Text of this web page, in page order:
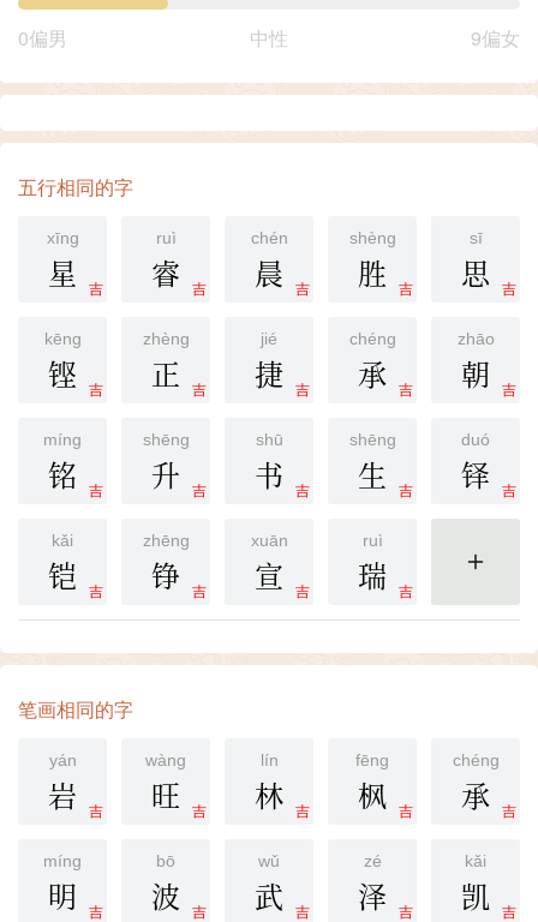
0偏男 中性 9偏女
五行相同的字
xīng
吉
星
ruì
吉
睿
chén
吉
晨
shèng
吉
胜
sī
吉
思
kēng
吉
铿
zhèng
吉
正
jié
吉
捷
chéng
吉
承
zhāo
吉
朝
míng
吉
铭
shēng
吉
升
shū
吉
书
shēng
吉
生
duó
吉
铎
kǎi
吉
铠
zhēng
吉
铮
xuān
吉
宣
ruì
吉
瑞 更多
笔画相同的字
yán
吉
岩
wàng
吉
旺
lín
吉
林
fēng
吉
枫
chéng
吉
承
míng
吉
明
bō
吉
波
wǔ
吉
武
zé
吉
泽
kǎi
吉
凯